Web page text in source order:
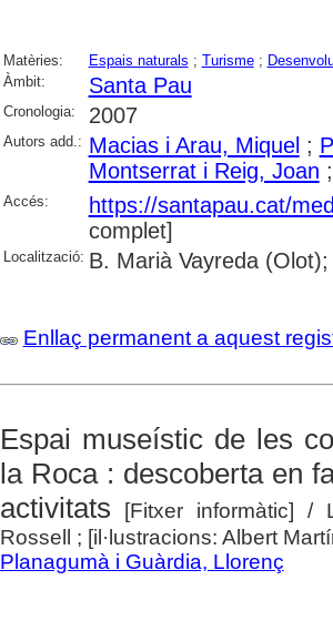
Matèries: Espais naturals ; Turisme;
Àmbit:
Santa Pau
Cronologia: 2007
Autors add.: Macias i Arau, Miquel;
Montserrat i Reig, Joan
Accés:
https://santapau.cat/
complet]
Localització: B. Marià Vayreda
Enllaç permanent a aquest
Espai museístic de les
la Roca : descoberta en
activitats [Fitxer informàtic] /
Rossell ; [il·lustracions: Albert
Planagumà i Guàrdia, Llorenç